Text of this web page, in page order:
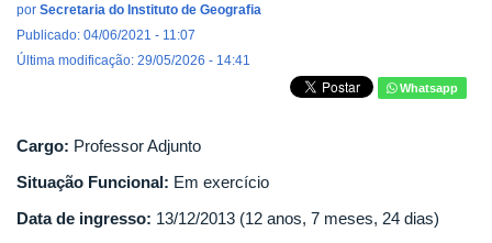
por Secretaria do Instituto de Geografia
Publicado: 04/06/2021 - 11:07
Última modificação: 29/05/2026 - 14:41
Whatsapp
Cargo: Professor Adjunto
Situação Funcional: Em exercício
Data de ingresso: 13/12/2013 (12 anos, 7 meses, 24 dias)